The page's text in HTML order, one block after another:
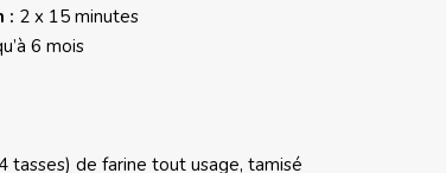
: 2 x 15 minutes
6 mois
tasses) de farine tout usage, tamisé